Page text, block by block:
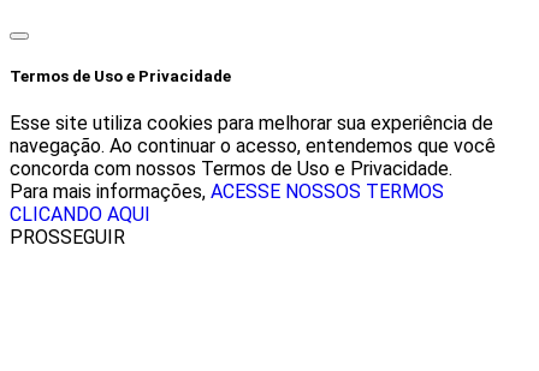
Termos de Uso e Privacidade
Esse site utiliza cookies para melhorar sua experiência de
navegação. Ao continuar o acesso, entendemos que você
concorda com nossos Termos de Uso e Privacidade.
Para mais informações, ACESSE NOSSOS TERMOS
CLICANDO AQUI
PROSSEGUIR